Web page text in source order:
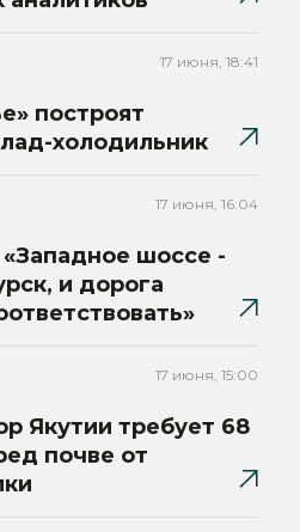
17 июня, 18:41
построят
холодильник
17 июня, 16:04
шоссе -
и дорога
17 июня, 15:00
Якутии требует 68
почве от